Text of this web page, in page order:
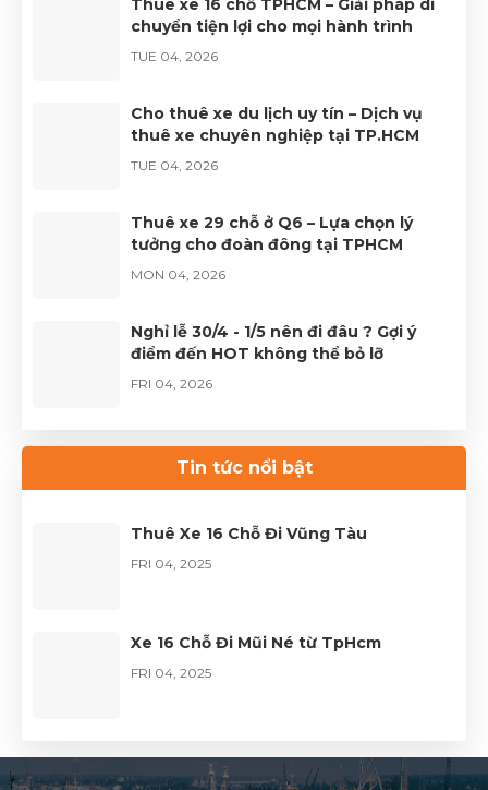
Thuê xe 16 chỗ TPHCM – Giải pháp di
chuyển tiện lợi cho mọi hành trình
TUE 04, 2026
Cho thuê xe du lịch uy tín – Dịch vụ
thuê xe chuyên nghiệp tại TP.HCM
TUE 04, 2026
Thuê xe 29 chỗ ở Q6 – Lựa chọn lý
tưởng cho đoàn đông tại TPHCM
MON 04, 2026
Nghỉ lễ 30/4 - 1/5 nên đi đâu ? Gợi ý
điểm đến HOT không thể bỏ lỡ
FRI 04, 2026
– Hành trình đầy trọn vẹn
FRI 04, 2026
Tin tức nổi bật
Thuê Xe 16 Chỗ Đi Vũng Tàu
FRI 04, 2025
Xe 16 Chỗ Đi Mũi Né từ TpHcm
FRI 04, 2025